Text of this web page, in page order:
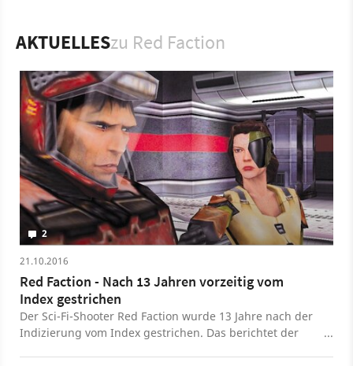
Spiel N-Gage PC PlayStation 2 PlayStation 4
PlayStation
Action THQ Entertainment
AKTUELLESzu Red Faction
2
21.10.2016
Red Faction - Nach 13 Jahren vorzeitig vom
Index gestrichen
Der Sci-Fi-Shooter Red Faction wurde 13 Jahre nach der
Indizierung vom Index gestrichen. Das berichtet der